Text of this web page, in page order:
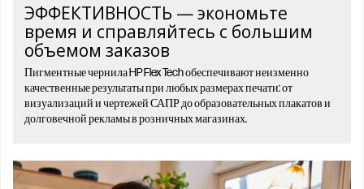
ЭФФЕКТИВНОСТЬ — экономьте
время и справляйтесь с большим
объемом заказов
Пигментные чернила HP Flex Tech обеспечивают неизменно
качественные результаты при любых размерах печати: от
визуализаций и чертежей САПР до образовательных плакатов и
долговечной рекламы в розничных магазинах.